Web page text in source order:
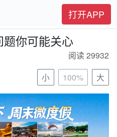
打开APP
你可能关心
阅读 29932
小
100% 大